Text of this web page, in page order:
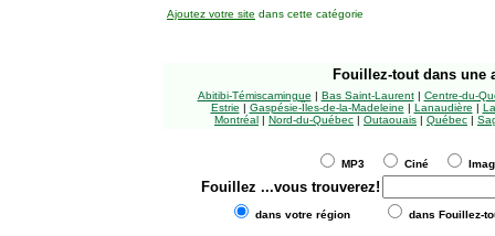
Ajoutez votre site dans cette catégorie
Fouillez-tout dans une
Abitibi-Témiscamingue | Bas Saint-Laurent| Centre-du-
Estrie | Gaspésie-Îles-de-la-Madeleine | Lanaudière |
Montréal | Nord-du-Québec | Outaouais | Québec |
MP3 Ciné
Fouillez ...vous trouverez!
dans votre région dans Fouillez-